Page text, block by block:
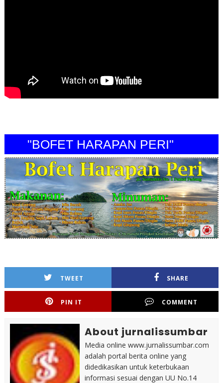
"BOFET HARAPAN PERI"
TWEET SHARE
PIN IT COMMENT
About jurnalissumbar
Media online www.jurnalissumbar.com
adalah portal berita online yang
didedikasikan untuk keterbukaan
informasi sesuai dengan UU No.14